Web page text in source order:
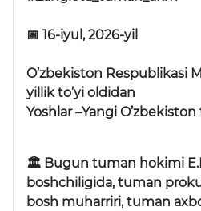
📅 16-iyul, 2026-yil
O’zbekiston Respublikasi
yillik to’yi oldidan
Yoshlar –Yangi
🏛 Bugun tuman hokimi
boshchiligida, tuman
bosh muharriri, tuman